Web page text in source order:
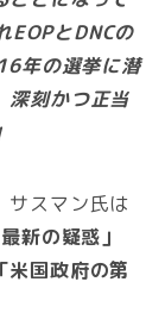
とDNCの
年の選挙に潜
深刻かつ正当
サスマン氏は
最新の疑惑」
「米国政府の第